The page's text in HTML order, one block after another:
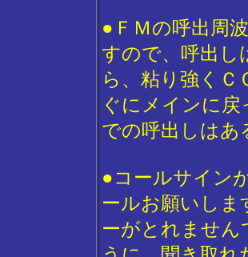
●ＦＭの呼出周
すので、呼出し
ら、粘り強く
ぐにメインに
での呼出しはあ
●コールサイン
ールお願いしま
ーがとれませ